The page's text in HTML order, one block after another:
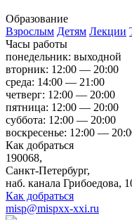
Образование
Взрослым Детям Лекции
Часы работы
понедельник: выходной
вторник: 12:00 — 20:00
среда: 14:00 — 21:00
четверг: 12:00 — 20:00
пятница: 12:00 — 20:00
суббота: 12:00 — 20:00
воскресенье: 12:00 —
Как добраться
190068,
Санкт-Петербург,
наб. канала Грибоедова,
Как добраться
misp@mispxx-xxi.ru